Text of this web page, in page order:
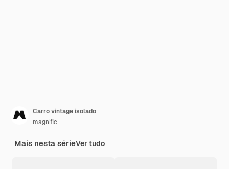
Carro vintage isolado
magnific
Mais nesta sérieVer tudo